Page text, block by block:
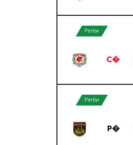
Регби
С�
Регби
Р�